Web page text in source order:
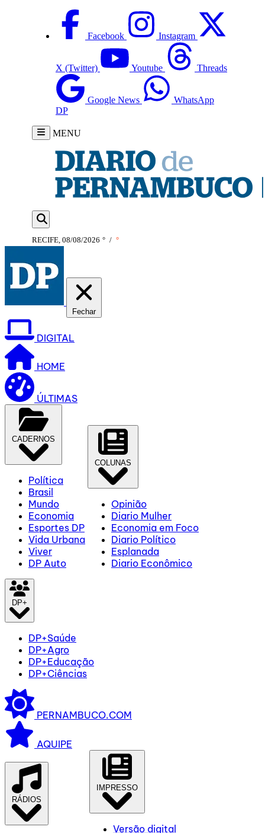
Facebook Instagram
X (Twitter) Youtube Threads
Google News
WhatsApp
DP
MENU
RECIFE, 08/08/2026 ° / °
Fechar
DIGITAL
HOME
ÚLTIMAS
CADERNOS
Política
Brasil
Mundo
Economia
Esportes DP
Vida Urbana
Viver
DP Auto
COLUNAS
Opinião
Diario Mulher
Economia em Foco
Diario Político
Esplanada
Diario Econômico
DP+
DP+Saúde
DP+Agro
DP+Educação
DP+Ciências
PERNAMBUCO.COM
AQUIPE
RÁDIOS
IMPRESSO
Versão digital